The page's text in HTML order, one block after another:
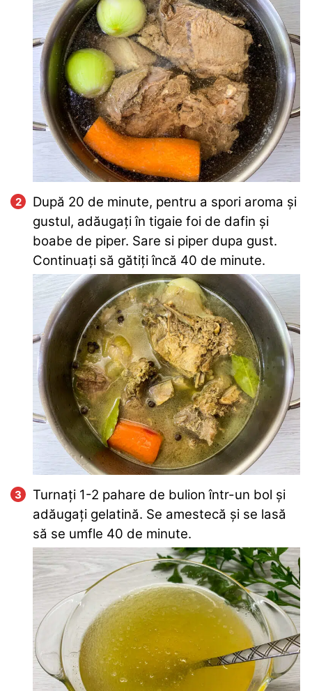
După 20 de minute, pentru a spori aroma și
gustul, adăugați în tigaie foi de dafin și
boabe de piper. Sare si piper dupa gust.
Continuați să gătiți încă 40 de minute.
Turnați 1-2 pahare de bulion într-un bol și
adăugați gelatină. Se amestecă și se lasă
să se umfle 40 de minute.